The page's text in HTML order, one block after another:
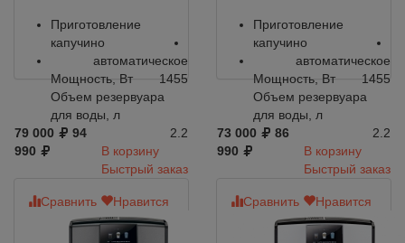
Приготовление
капучино
автоматическое
Мощность, Вт
1455
Объем резервуара
для воды, л
2.2
79 000
94
990
В корзину
Быстрый заказ
Приготовление
капучино
автоматическое
Мощность, Вт
1455
Объем резервуара
для воды, л
2.2
73 000
86
990
В корзину
Быстрый заказ
Сравнить Нравится Сравнить Нравится